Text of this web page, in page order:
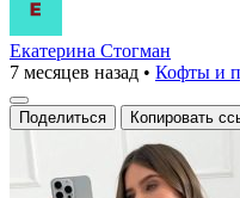
Екатерина Стогман
7 месяцев назад • Кофты и
Поделиться Копировать